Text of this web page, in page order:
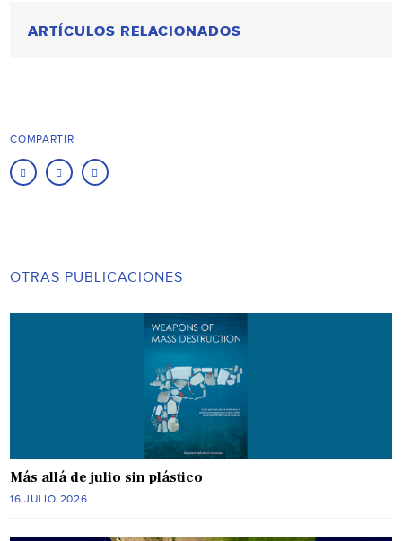
ARTÍCULOS RELACIONADOS
COMPARTIR
OTRAS PUBLICACIONES
Más allá de julio sin plástico
16 JULIO 2026